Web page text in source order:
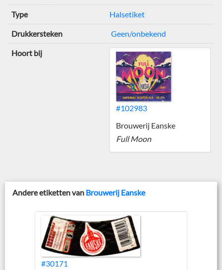
Type Halsetiket
Drukkersteken Geen/onbekend
Hoort bij
#102983
Brouwerij Eanske
Full Moon
Andere etiketten van Brouwerij Eanske
#30171